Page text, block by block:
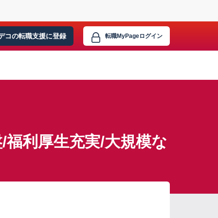
コの転職支援に登録 転職MyPageログイン
利厚生充実/大規模な